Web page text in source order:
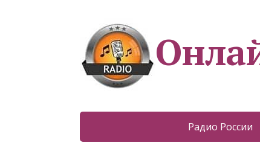
Радио России